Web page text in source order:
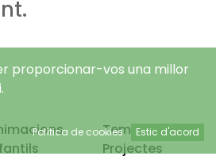
Temps Lliure
Projectes
proporcionar-vos una millor
Política de cookies Estic d'acord